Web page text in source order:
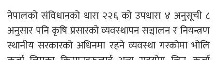
नेपालको संविधानको धारा २२६ को उपधारा ४ अनुसूची ८
अनुसार पनि कृषि प्रसारको व्यवस्थापन सञ्चालन र नियन्त्रण
स्थानीय सरकारको अधिनमा रहने व्यवस्था गरकोमा भोलि